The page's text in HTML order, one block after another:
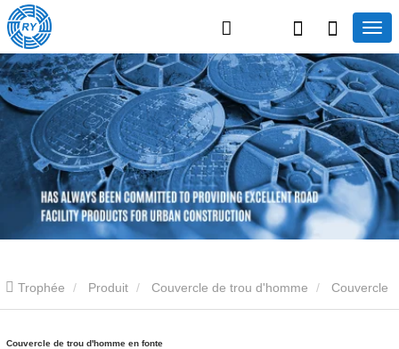
Trophée Produit Couvercle de trou d'homme
Couvercle de trou d'homme en fonte